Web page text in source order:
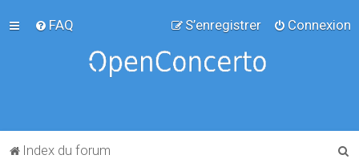
FAQ Connexion
S’enregistrer
Index du forum